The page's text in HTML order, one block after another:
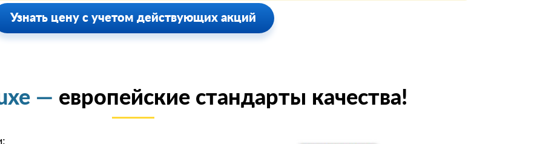
Узнать цену с учетом действующих акций
— европейские стандарты качества!